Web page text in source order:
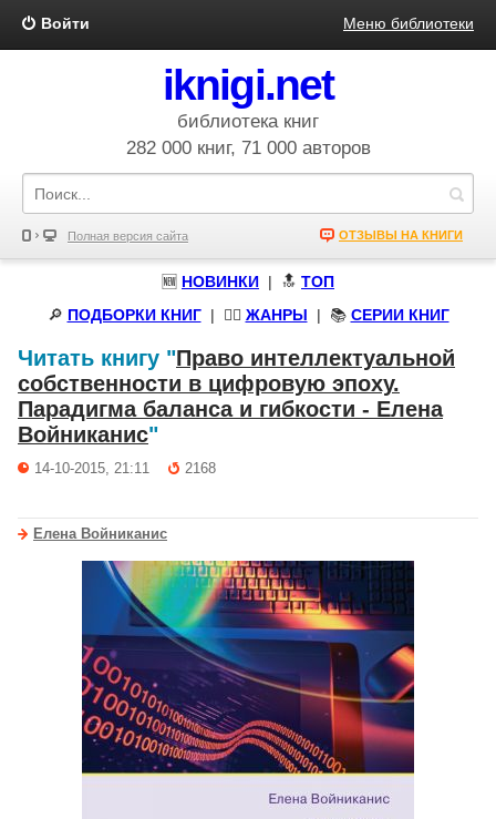
Войти Меню библиотеки
iknigi.net
библиотека книг
282 000 книг, 71 000 авторов
Полная версия сайта ОТЗЫВЫ НА КНИГИ
🆕 НОВИНКИ | 🔝 ТОП
🔎 ПОДБОРКИ КНИГ| 🧝‍♀️ ЖАНРЫ | 📚 СЕРИИ КНИГ
Читать книгу "Право интеллектуальной
собственности в цифровую эпоху.
Парадигма баланса и гибкости - Елена
Войниканис"
14-10-2015, 21:11 2168
Елена Войниканис